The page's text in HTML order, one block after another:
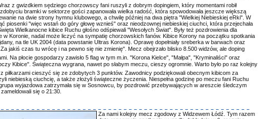
z gwizdkiem sędziego chorzowscy fani ruszyli z dobrym dopingiem, który momentami robił
bramki w sektorze gości zapanowała wielka radość, która spowodowała jeszcze większą
na dwie strony hymnu klubowego, a chwilę później na dwa piętra "Wielkiej Niebieskiej eRki". W
piosenki "więc wstań do góry głowę wznieś" oraz nieodzownej niebieskiej ciuchci, która przejechała
Wielkanocne kibice Ruchu głośno odśpiewali "Wesołych Świat". Były też pozdrowienia dla
Koronie, nadal może liczyć na sympatię chorzowskich fanów. Kibice Korony na początku spotkania
na tle UK 2004 (data powstanie Ultras Korona). Oprawę dopełniały sreberka w barwach oraz
jakiś czas tu wrócę i na pewno się nie zmienię". Mecz obejrzało blisko 8.500 widzów, ale doping
Na płocie gospodarzy zawisło 5 flag w tym m.in. "Korona Kielce", "Małpa", "Kryminaliści" oraz
Kibice". Świąteczna wygrana, nawet po słabym meczu, cieszy ogromnie. Warto było po raz kolejny
piłkarzami cieszyć się ze zdobytych 3 punktów. Zawodnicy podziękowali obecnym kibicom za
niebieską ciuchcię, a także złożyli świąteczne życzenia. Niespełna godzinę po meczu fani Ruchu
wyjazdowa zatrzymała się w Sosnowcu, by pozdrowić przebywających w areszcie śledczym
się o 21:30.
Za nami kolejny mecz zgodowy z Widzewem Łódź. Tym razem